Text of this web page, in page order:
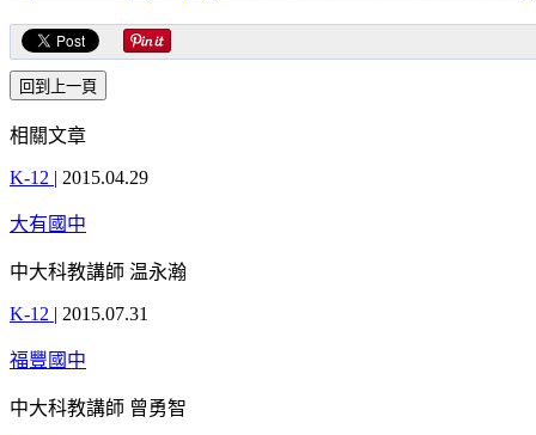
相關文章
K-12 | 2015.04.29
大有國中
中大科教講師 温永瀚
K-12 | 2015.07.31
福豐國中
中大科教講師 曾勇智